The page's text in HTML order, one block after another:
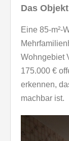
Das Objekt
Eine 85-m²-
Wohngebiet
175.000 €
erkennen,
machbar ist.